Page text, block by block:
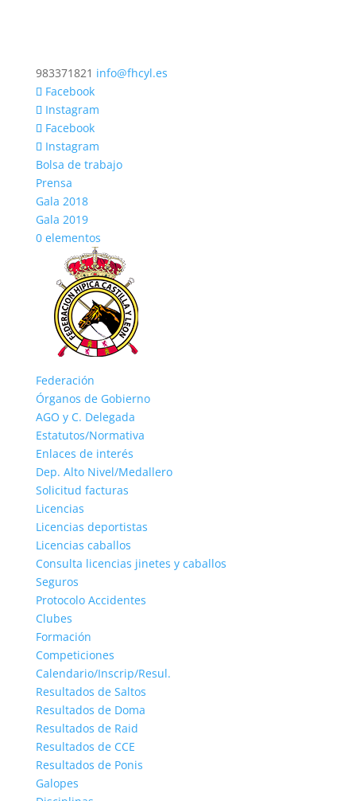
983371821 info@fhcyl.es
Facebook
Instagram
Facebook
Instagram
Bolsa de trabajo
Prensa
Gala 2018
Gala 2019
0 elementos
Federación
Órganos de Gobierno
AGO y C. Delegada
Estatutos/Normativa
Enlaces de interés
Dep. Alto Nivel/Medallero
Solicitud facturas
Licencias
Licencias deportistas
Licencias caballos
Consulta licencias jinetes y caballos
Seguros
Protocolo Accidentes
Clubes
Formación
Competiciones
Calendario/Inscrip/Resul.
Resultados de Saltos
Resultados de Doma
Resultados de Raid
Resultados de CCE
Resultados de Ponis
Galopes